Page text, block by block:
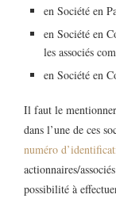
en Société en
en Société en
les associés
en Société en
Il faut le
dans l’une de ces
numéro
actionnaires/
possibilité à